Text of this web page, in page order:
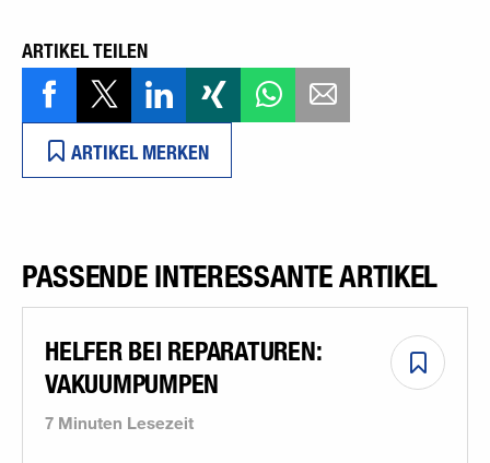
ARTIKEL TEILEN
ARTIKEL MERKEN
PASSENDE INTERESSANTE ARTIKEL
7 Minuten Lesezeit
HELFER BEI­ REPARATUREN:
VAKUUMPUMPEN